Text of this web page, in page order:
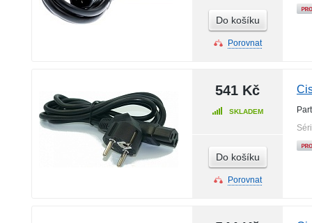
Do košíku
Porovnat
541 Kč
SKLADEM
Do košíku
Porovnat